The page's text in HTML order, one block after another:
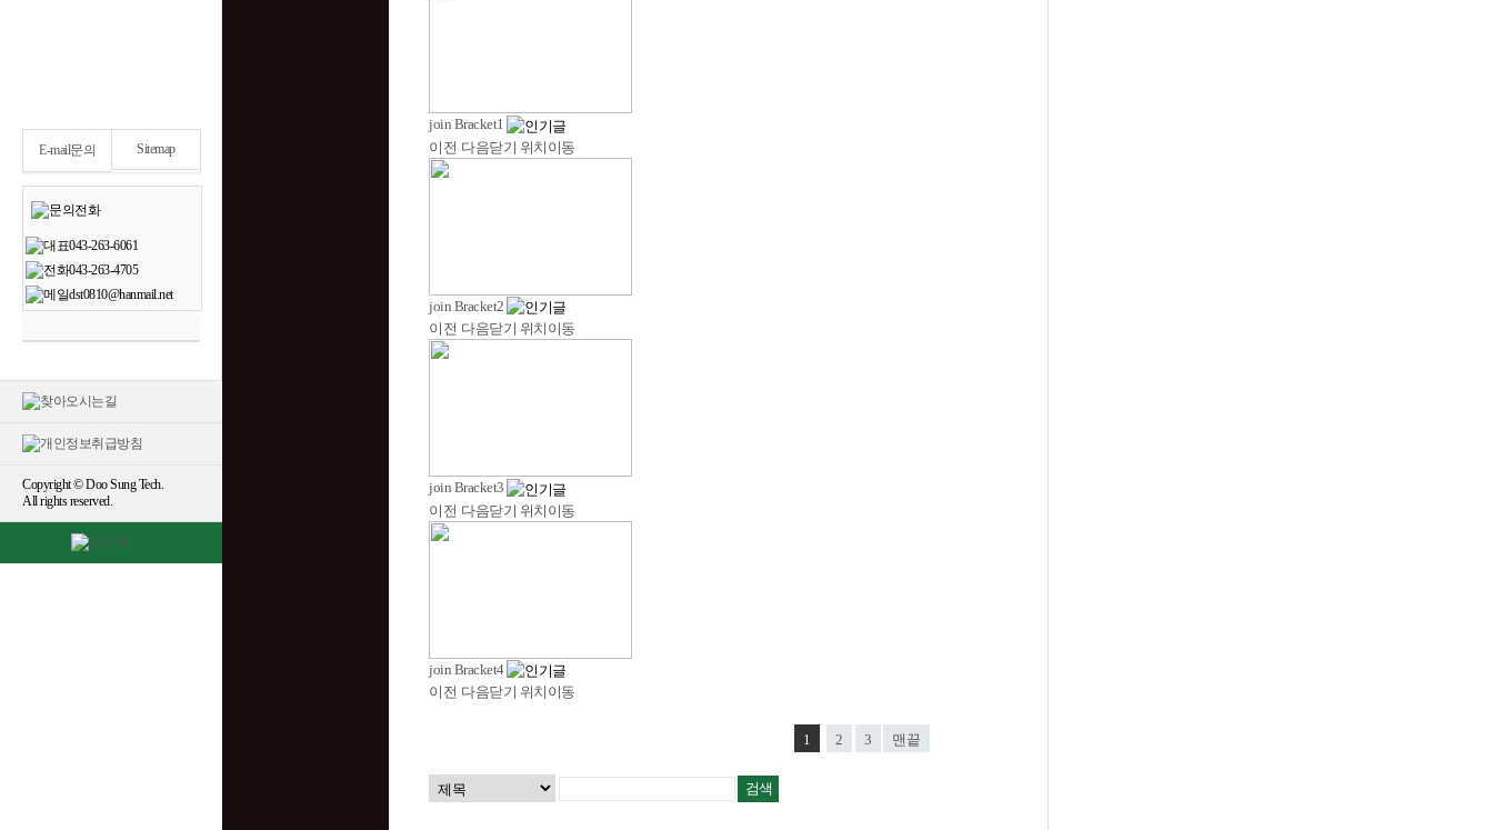
E-mail문의 Sitemap
Copyright © Doo Sung Tech.
All rights reserved.
join Bracket1
이전 다음닫기 위치이동
join Bracket2
이전 다음닫기 위치이동
join Bracket3
이전 다음닫기 위치이동
join Bracket4
이전 다음닫기 위치이동
1 2 3 맨끝